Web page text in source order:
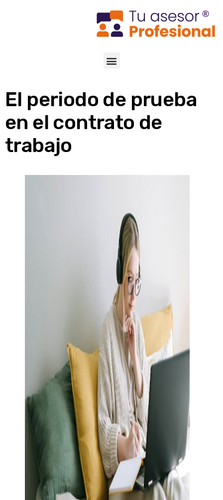
El periodo de prueba
en el contrato de
trabajo